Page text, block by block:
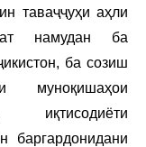
таваҷҷуҳи аҳли
намудан ба
ба созиш
муноқишаҳои
иқтисодиёти
баргардонидани